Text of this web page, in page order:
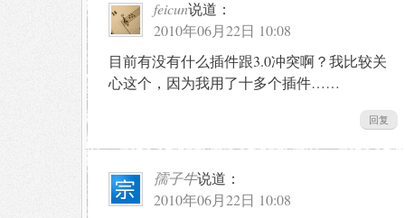
feicun说道：
2010年06月22日 10:08
目前有没有什么插件跟3.0冲突啊？我比较关
心这个，因为我用了十多个插件……
回复
孺子牛说道：
2010年06月22日 10:08